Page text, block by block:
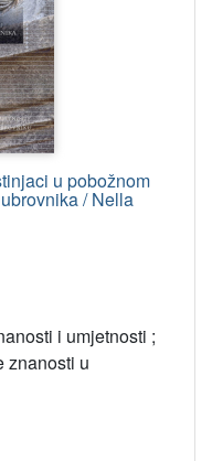
u pobožnom
/ Nella
i umjetnosti ;
znanosti u